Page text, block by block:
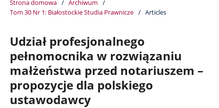
Strona domowa / Archiwum
/
Tom 30 Nr 1: Białostockie Studia Prawnicze / Articles
Udział profesjonalnego
pełnomocnika w rozwiązaniu
małżeństwa przed notariuszem –
propozycje dla polskiego
ustawodawcy